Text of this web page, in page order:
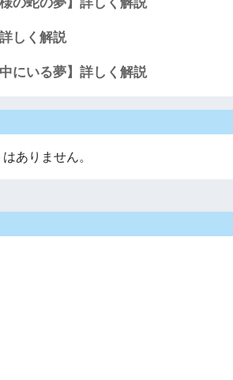
しく解説
にいる夢】詳しく解説
ありません。